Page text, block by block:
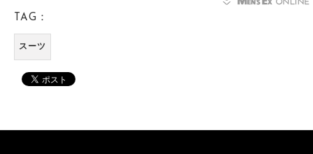
TAG：
スーツ